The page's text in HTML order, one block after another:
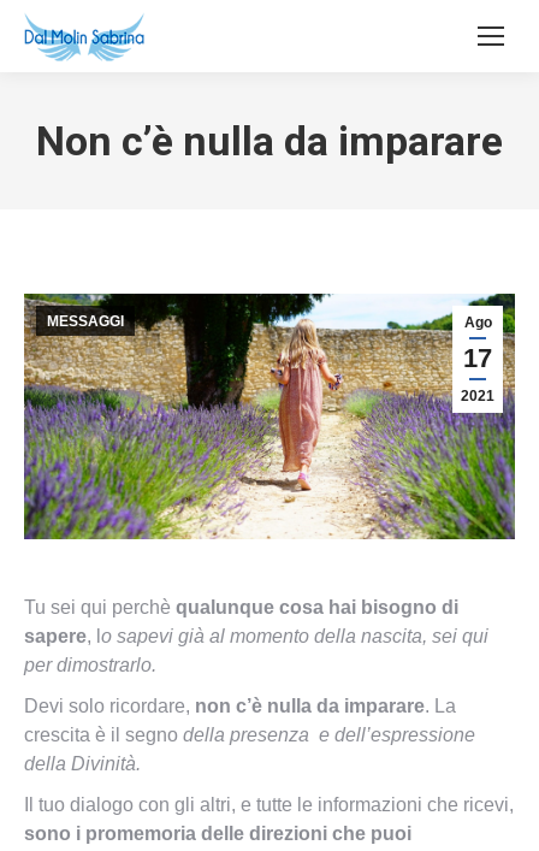
Non c’è nulla da imparare
Ago
17
2021
MESSAGGI
Tu sei qui perchè qualunque cosa hai bisogno di
sapere, l o sapevi già al momento della nascita, sei qui
per dimostrarlo.
Devi solo ricordare, non c’è nulla da imparare. La
crescita è il segno della presenza e dell’espressione
della Divinità.
Il tuo dialogo con gli altri, e tutte le informazioni che ricevi,
sono i promemoria delle direzioni che puoi